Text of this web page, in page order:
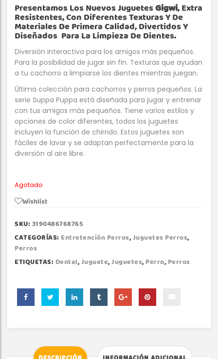
Presentamos Los Nuevos JuguetesGigwi, Extra
Resistentes, Con Diferentes Texturas Y De
Materiales De Primera Calidad, Divertidos Y
Diseñados Para La Limpieza De Dientes.
Diversión interactiva para los amigos más pequeños.
Para la posibilidad de jugar sin fin. Texturas que ayudan
a tu cachorro a limpiarse los dientes mientras juegan.
Última colección para cachorros y perros pequeños. La
serie Suppa Puppa está diseñada para jugar y entrenar
con tus amigos más pequeños. Tiene varios estilos y
opciones de color diferentes, todos los juguetes
incluyen la función de chirrido. Estos juguetes son
fáciles de lavar y se adaptan perfectamente para la
diversión al aire libre.
Agotado
Wishlist
SKU: 3190486768765
CATEGORÍAS: Entretención Perros,Juguetes Perros,
Perros
ETIQUETAS: Dental,Juguete,Juguetes, Perro, Perros